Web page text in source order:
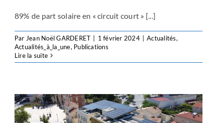
89% de part solaire en « circuit court » [...]
Par Jean Noël GARDERET 1 février 2024 Actualités,
Actualités_à_la_une, Publications
Lire la suite